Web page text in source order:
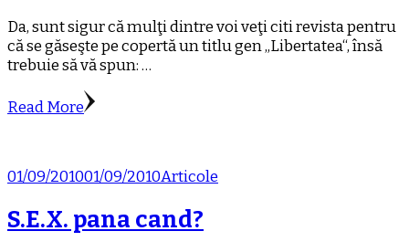
Da, sunt sigur că mulţi dintre voi veţi citi revista pentru
că se găseşte pe copertă un titlu gen „Libertatea“, însă
trebuie să vă spun: …
Read More
01/09/201001/09/2010Articole
S.E.X. pana cand?